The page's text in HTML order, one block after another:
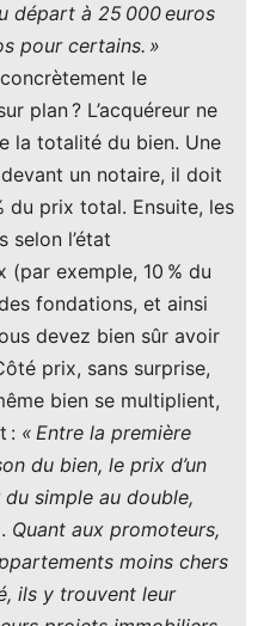
départ à 25 000 euros
pour certains. »
le
plan ? L’acquéreur ne
la totalité du bien. Une
un notaire, il doit
du prix total. Ensuite, les
selon l’état
(par exemple, 10 % du
fondations, et ainsi
devez bien sûr avoir
prix, sans surprise,
bien se multiplient,
: « Entre la première
du bien, le prix d’un
simple au double,
Quant aux promoteurs,
moins chers
ils y trouvent leur